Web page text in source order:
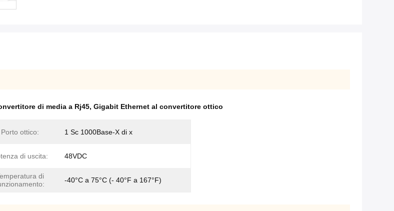
di media a Rj45, Gigabit Ethernet al convertitore ottico
Porto ottico: 1 Sc 1000Base-X di x
di uscita: 48VDC
di
-40°C a 75°C (- 40°F a 167°F)